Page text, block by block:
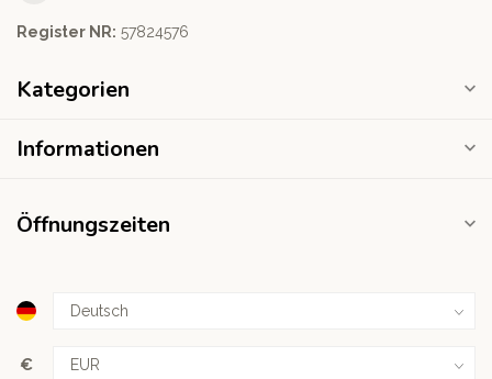
Register NR: ‭57824576‬
Kategorien
Informationen
Öffnungszeiten
€